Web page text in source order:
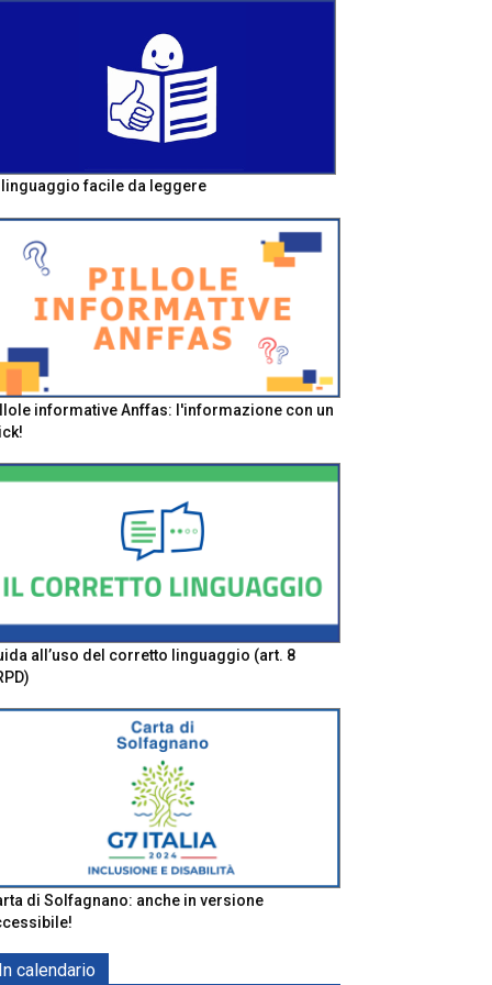
linguaggio facile da leggere
informative Anffas: l'informazione con un
all’uso del corretto linguaggio (art. 8
di Solfagnano: anche in versione
In calendario